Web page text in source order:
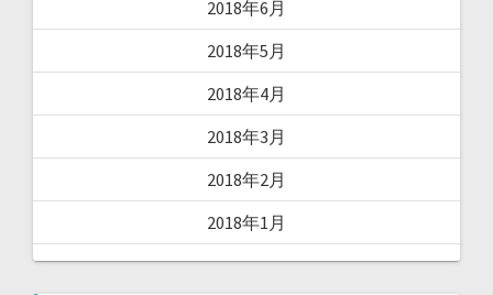
2018年6月
2018年5月
2018年4月
2018年3月
2018年2月
2018年1月